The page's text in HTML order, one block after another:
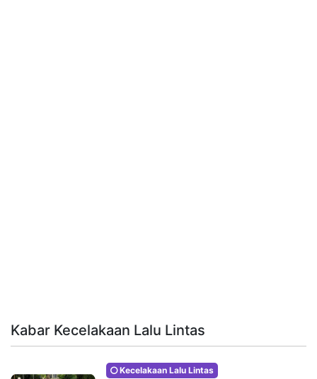
Kabar Kecelakaan Lalu Lintas
Kecelakaan Lalu Lintas